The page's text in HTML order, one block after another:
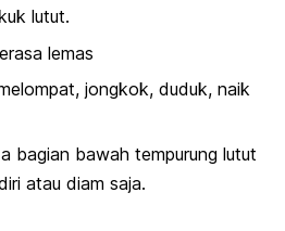
lutut.
lemas
jongkok, duduk, naik
bagian bawah tempurung lutut
atau diam saja.